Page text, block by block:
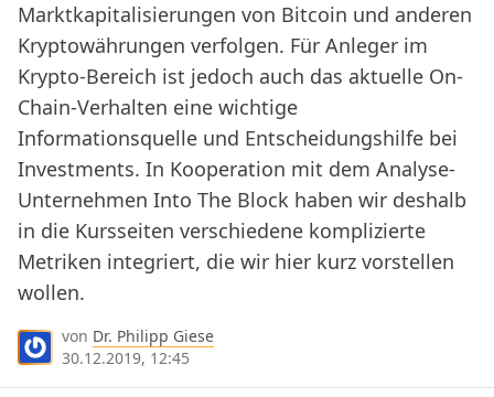
Marktkapitalisierungen von Bitcoin und anderen
Kryptowährungen verfolgen. Für Anleger im
Krypto-Bereich ist jedoch auch das aktuelle On-
Chain-Verhalten eine wichtige
Informationsquelle und Entscheidungshilfe bei
Investments. In Kooperation mit dem Analyse-
Unternehmen Into The Block haben wir deshalb
in die Kursseiten verschiedene komplizierte
Metriken integriert, die wir hier kurz vorstellen
wollen.
von Dr. Philipp Giese
30.12.2019, 12:45